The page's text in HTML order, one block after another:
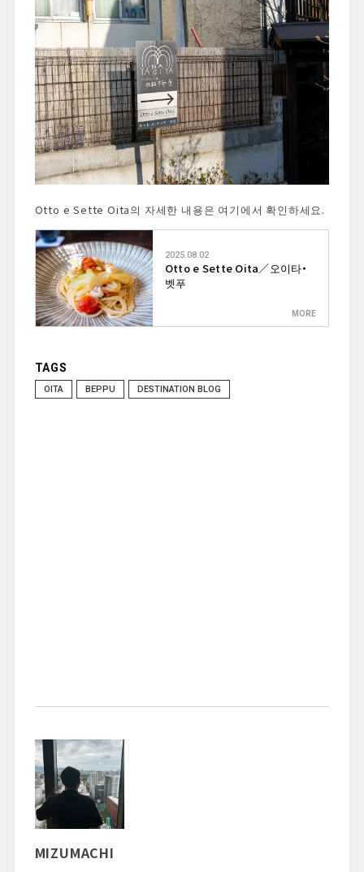
Otto e Sette Oita의 자세한 내용은 여기에서 확인하세요.
2025.08.02
Otto e Sette Oita／오이타・
벳푸
TAGS
OITA BEPPU DESTINATION BLOG
MIZUMACHI